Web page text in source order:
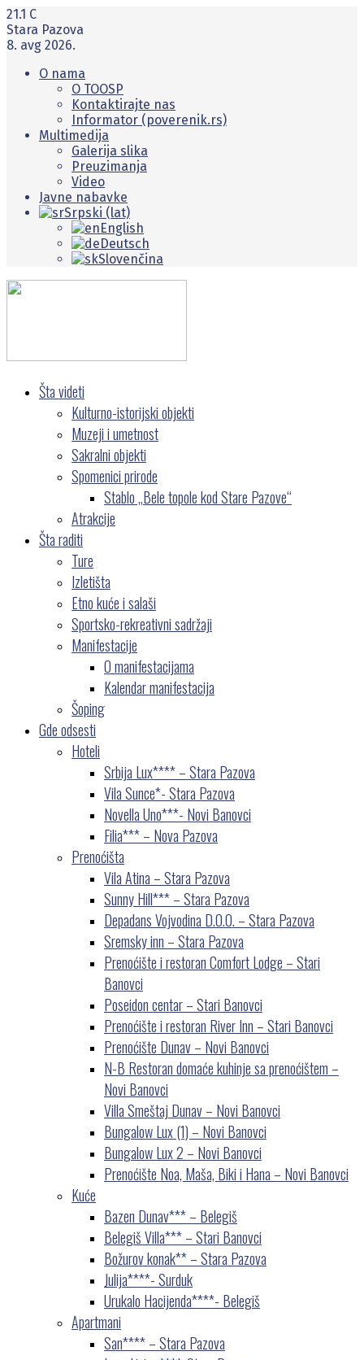
21.1 C
Stara Pazova
8. avg 2026.
O nama
O TOOSP
Kontaktirajte nas
Informator (poverenik.rs)
Multimedija
Galerija slika
Preuzimanja
Video
Javne nabavke
Srpski (lat)
English
Deutsch
Slovenčina
Šta videti
Kulturno-istorijski objekti
Muzeji i umetnost
Sakralni objekti
Spomenici prirode
Stablo „Bele topole kod Stare Pazove“
Atrakcije
Šta raditi
Ture
Izletišta
Etno kuće i salaši
Sportsko-rekreativni sadržaji
Manifestacije
O manifestacijama
Kalendar manifestacija
Šoping
Gde odsesti
Hoteli
Srbija Lux**** – Stara Pazova
Vila Sunce*- Stara Pazova
Novella Uno***- Novi Banovci
Filia*** – Nova Pazova
Prenoćišta
Vila Atina – Stara Pazova
Sunny Hill*** – Stara Pazova
Depadans Vojvodina D.O.O. – Stara Pazova
Sremsky inn – Stara Pazova
Prenoćište i restoran Comfort Lodge – Stari
Banovci
Poseidon centar – Stari Banovci
Prenoćište i restoran River Inn – Stari Banovci
Prenoćište Dunav – Novi Banovci
N-B Restoran domaće kuhinje sa prenoćištem –
Novi Banovci
Villa Smeštaj Dunav – Novi Banovci
Bungalow Lux (1) – Novi Banovci
Bungalow Lux 2 – Novi Banovci
Prenoćište Noa, Maša, Biki i Hana – Novi Banovci
Kuće
Bazen Dunav*** – Belegiš
Belegiš Villa*** – Stari Banovci
Božurov konak** – Stara Pazova
Julija****- Surduk
Urukalo Hacijenda****- Belegiš
Apartmani
San**** – Stara Pazova